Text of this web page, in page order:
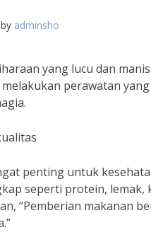
by adminsho
yang lucu dan
perawatan
penting untuk
seperti protein, lemak,
“Pemberian makanan